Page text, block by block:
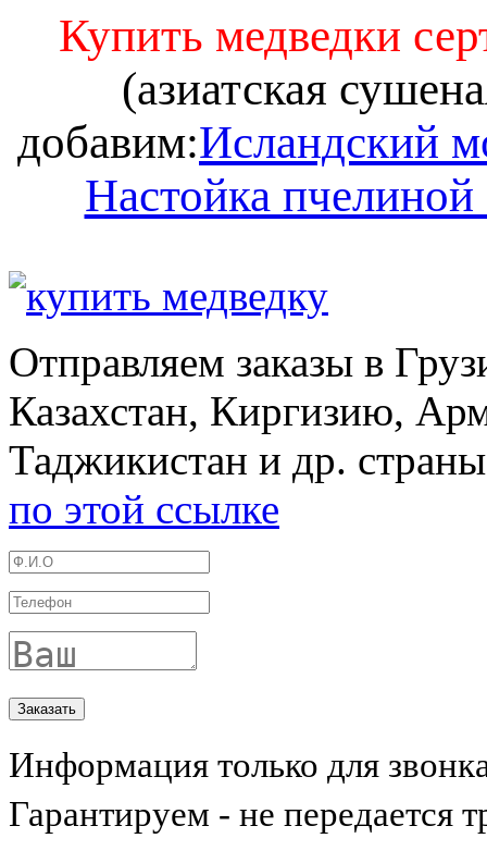
Купить медведки
(азиатская
добавим:Исландский
Настойка пчелиной
Отправляем заказы в
Казахстан, Киргизию,
Таджикистан и др.
по этой ссылке
Информация только для
Гарантируем - не передается